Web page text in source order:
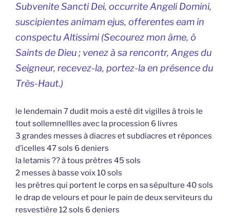
Subvenite Sancti Dei, occurrite Angeli Domini,
suscipientes animam ejus, offerentes eam in
conspectu Altissimi (Secourez mon âme, ô
Saints de Dieu ; venez à sa rencontr, Anges du
Seigneur, recevez-la, portez-la en présence du
Très-Haut.)
le lendemain 7 dudit mois a esté dit vigilles à trois le
tout sollemnellles avec la procession 6 livres
3 grandes messes à diacres et subdiacres et réponces
d’icelles 47 sols 6 deniers
la letamis ?? à tous prêtres 45 sols
2 messes à basse voix 10 sols
les prêtres qui portent le corps en sa sépulture 40 sols
le drap de velours et pour le pain de deux serviteurs du
resvestière 12 sols 6 deniers